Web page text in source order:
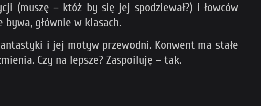
(muszę – któż by się jej spodziewał?) i łowców
głównie w klasach.
i jej motyw przewodni. Konwent ma stałe
Czy na lepsze? Zaspoiluję – tak.